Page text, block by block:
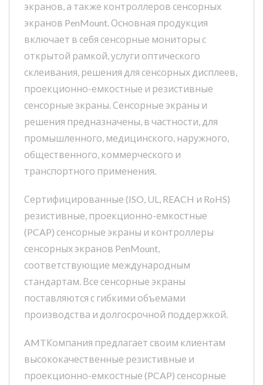
экранов, а также контроллеров сенсорных
экранов PenMount. Основная продукция
включает в себя сенсорные мониторы с
открытой рамкой, услуги оптического
склеивания, решения для сенсорных дисплеев,
проекционно-емкостные и резистивные
сенсорные экраны. Сенсорные экраны и
решения предназначены, в частности, для
промышленного, медицинского, наружного,
общественного, коммерческого и
транспортного применения.
Сертифицированные (ISO, UL, REACH и RoHS)
резистивные, проекционно-емкостные
(PCAP) сенсорные экраны и контроллеры
сенсорных экранов PenMount,
соответствующие международным
стандартам. Все сенсорные экраны
поставляются с гибкими объемами
производства и долгосрочной поддержкой.
AMTКомпания предлагает своим клиентам
высококачественные резистивные и
проекционно-емкостные (PCAP) сенсорные